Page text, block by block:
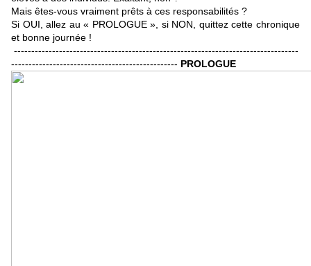
Mais êtes-vous vraiment prêts à ces responsabilités ?
Si OUI, allez au « PROLOGUE », si NON, quittez cette chronique
et bonne journée !
----------------------------------------------------------------------------------
------------------------------------------------ PROLOGUE